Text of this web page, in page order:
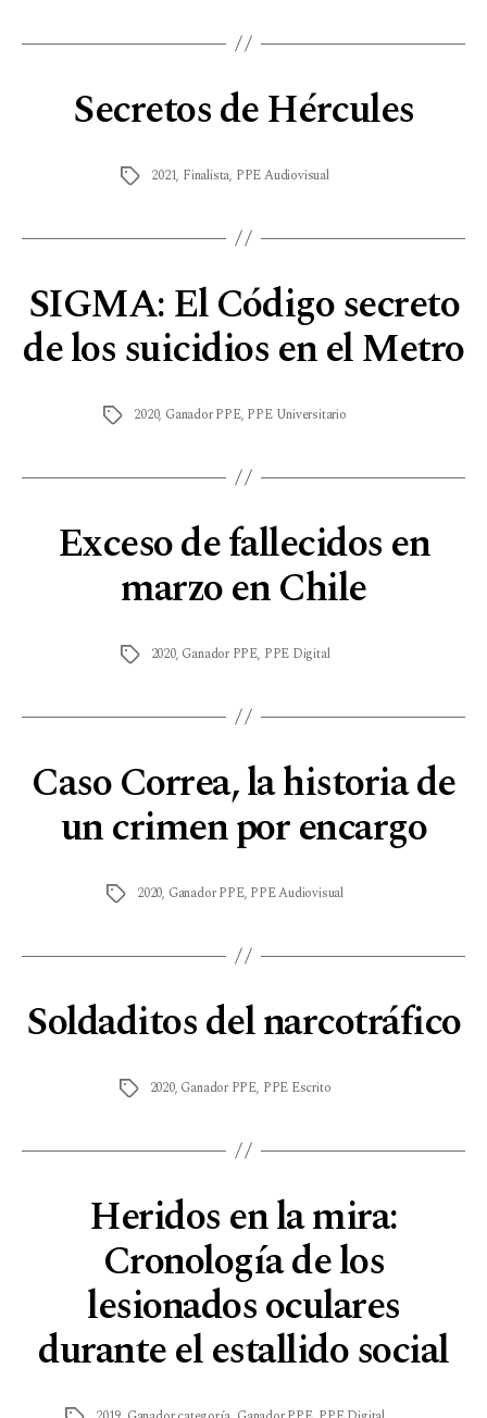
Secretos de Hércules
2021, Finalista, PPE Audiovisual
SIGMA: El Código secreto
de los suicidios en el Metro
2020, Ganador PPE, PPE Universitario
Exceso de fallecidos en
marzo en Chile
2020, Ganador PPE, PPE Digital
Caso Correa, la historia de
un crimen por encargo
2020, Ganador PPE, PPE Audiovisual
Soldaditos del narcotráfico
2020, Ganador PPE, PPE Escrito
Heridos en la mira:
Cronología de los
lesionados oculares
durante el estallido social